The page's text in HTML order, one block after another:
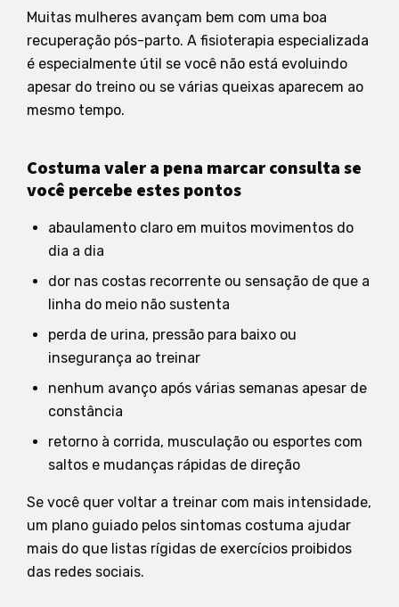
Muitas mulheres avançam bem com uma boa
recuperação pós-parto. A fisioterapia especializada
é especialmente útil se você não está evoluindo
apesar do treino ou se várias queixas aparecem ao
mesmo tempo.
Costuma valer a pena marcar consulta se
você percebe estes pontos
abaulamento claro em muitos movimentos do
dia a dia
dor nas costas recorrente ou sensação de que a
linha do meio não sustenta
perda de urina, pressão para baixo ou
insegurança ao treinar
nenhum avanço após várias semanas apesar de
constância
retorno à corrida, musculação ou esportes com
saltos e mudanças rápidas de direção
Se você quer voltar a treinar com mais intensidade,
um plano guiado pelos sintomas costuma ajudar
mais do que listas rígidas de exercícios proibidos
das redes sociais.